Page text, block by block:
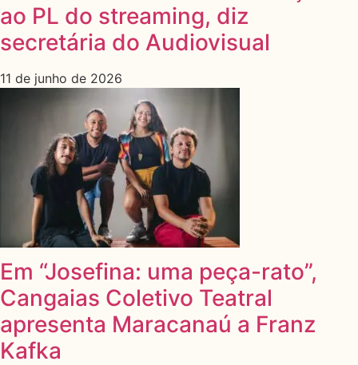
ao PL do streaming, diz
secretária do Audiovisual
11 de junho de 2026
Em “Josefina: uma peça-rato”,
Cangaias Coletivo Teatral
apresenta Maracanaú a Franz
Kafka